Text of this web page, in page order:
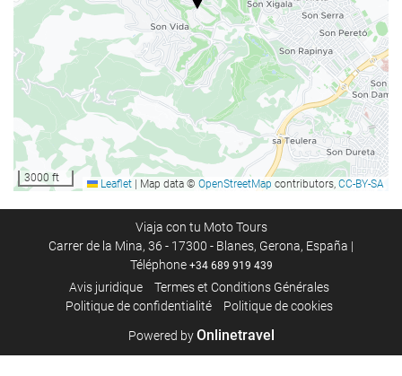
Salle de Fitness
Services de réception
Réception ouverte 24h/24
Bagagerie
Piscine
Parking
Parking
Réunions et évènements
3000 ft Leaflet Map data © OpenStreetMap contributors, CC-BY-SA
Viaja con tu Moto Tours
Carrer de la Mina, 36 - 17300 - Blanes, Gerona, España |
Téléphone +34 689 919 439
Avis juridique
Termes et Conditions Générales
Politique de confidentialité
Politique de cookies
Powered byOnlinetravel